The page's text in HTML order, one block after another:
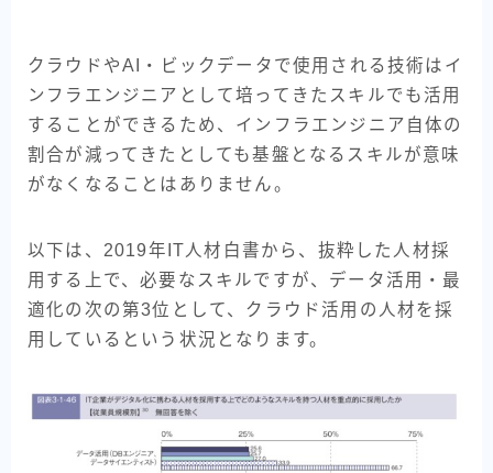
クラウドやAI・ビックデータで使用される技術はイ
ンフラエンジニアとして培ってきたスキルでも活用
することができるため、インフラエンジニア自体の
割合が減ってきたとしても基盤となるスキルが意味
がなくなることはありません。
以下は、2019年IT人材白書から、抜粋した人材採
用する上で、必要なスキルですが、データ活用・最
適化の次の第3位として、クラウド活用の人材を採
用しているという状況となります。